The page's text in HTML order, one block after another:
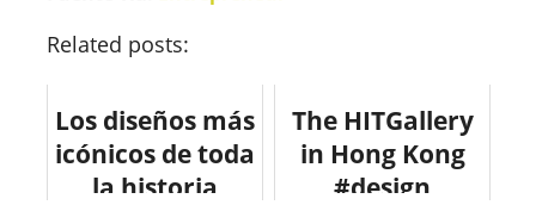
Related posts:
Los diseños más
icónicos de toda
la historia
The HITGallery
in Hong Kong
#design